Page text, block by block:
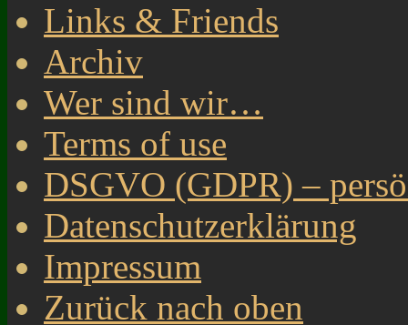
Links & Friends
Archiv
Wer sind wir…
Terms of use
DSGVO (GDPR) –
Datenschutzerklärung
Impressum
Zurück nach oben